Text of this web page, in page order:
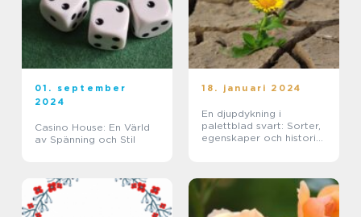
01. september
2024
Casino House: En Värld
av Spänning och Stil
18. januari 2024
En djupdykning i
palettblad svart: Sorter,
egenskaper och historisk